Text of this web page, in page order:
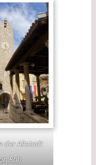
der Altstadt
Rab